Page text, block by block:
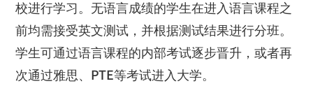
校进行学习。无语言成绩的学生在进入语言课程之
前均需接受英文测试，并根据测试结果进行分班。
学生可通过语言课程的内部考试逐步晋升，或者再
次通过雅思、 PTE等考试进入大学。